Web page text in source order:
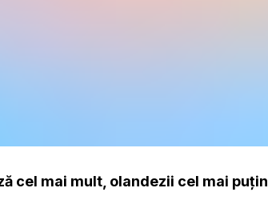
cel mai mult, olandezii cel mai puțin